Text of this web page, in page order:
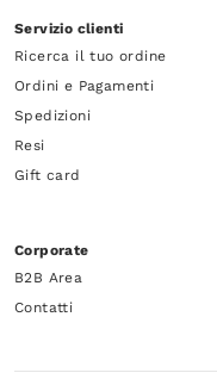
Servizio clienti
Ricerca il tuo ordine
Ordini e Pagamenti
Spedizioni
Resi
Gift card
Corporate
B2B Area
Contatti